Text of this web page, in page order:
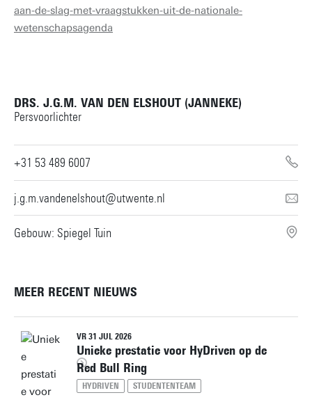
aan-de-slag-met-vraagstukken-uit-de-nationale-
wetenschapsagenda
DRS. J.G.M. VAN DEN ELSHOUT (JANNEKE)
Persvoorlichter
+31 53 489 6007
j.g.m.vandenelshout@utwente.nl
Gebouw: Spiegel Tuin
MEER RECENT NIEUWS
VR 31 JUL 2026
Unieke prestatie voor HyDriven op de
Red Bull Ring
HYDRIVEN STUDENTENTEAM